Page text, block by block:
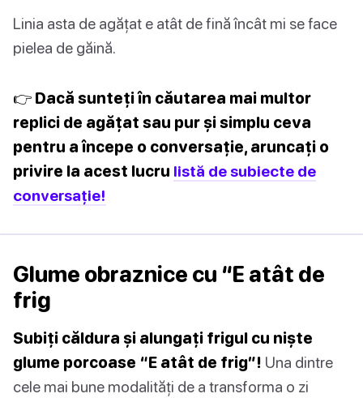
Linia asta de agățat e atât de fină încât mi se face
pielea de găină.
👉 Dacă sunteți în căutarea mai multor
replici de agățat sau pur și simplu ceva
pentru a începe o conversație, aruncați o
privire la acest lucru listă de subiecte de
conversație!
Glume obraznice cu “E atât de
frig
Subiți căldura și alungați frigul cu niște
glume porcoase “E atât de frig”! Una dintre
cele mai bune modalități de a transforma o zi